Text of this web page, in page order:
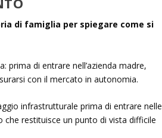
di famiglia per spiegare come si
prima di entrare nell’azienda madre,
con il mercato in autonomia.
infrastrutturale prima di entrare nelle
restituisce un punto di vista difficile